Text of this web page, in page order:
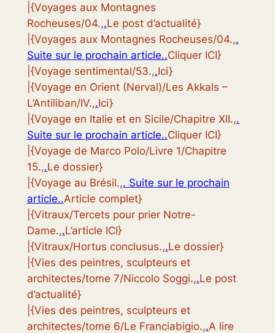
|{Voyages aux Montagnes
Rocheuses/04.,.Le post d’actualité}
|{Voyages aux Montagnes Rocheuses/04.,.
Suite sur le prochain article..Cliquer ICI}
|{Voyage sentimental/53.,.Ici}
|{Voyage en Orient (Nerval)/Les Akkals –
L’Antiliban/IV.,.Ici}
|{Voyage en Italie et en Sicile/Chapitre XII.,.
Suite sur le prochain article..Cliquer ICI}
|{Voyage de Marco Polo/Livre 1/Chapitre
15.,.Le dossier}
|{Voyage au Brésil.,. Suite sur le prochain
article..Article complet}
|{Vitraux/Tercets pour prier Notre-
Dame.,.L’article ICI}
|{Vitraux/Hortus conclusus.,.Le dossier}
|{Vies des peintres, sculpteurs et
architectes/tome 7/Niccolo Soggi.,.Le post
d’actualité}
|{Vies des peintres, sculpteurs et
architectes/tome 6/Le Franciabigio.,.A lire